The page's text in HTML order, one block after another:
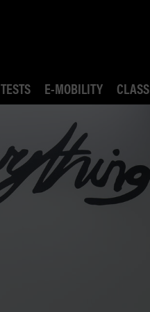
TESTS E-MOBILITY